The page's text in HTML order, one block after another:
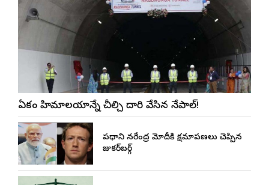
ఏకంగా హిమాలయాన్నే చీల్చి దారి వేసిన నేపాల్!
ప్రధాని నరేంద్ర మోదీకి క్షమాపణలు చెప్పిన
జుకర్‌బర్గ్